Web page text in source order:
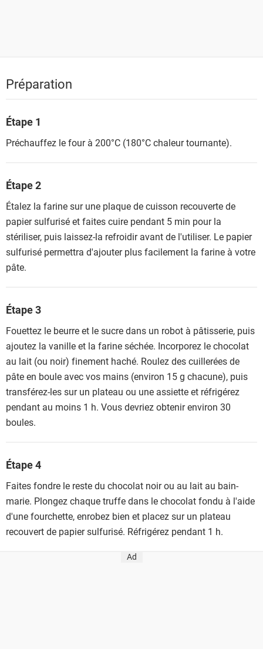
Préparation
Étape 1
Préchauffez le four à 200°C (180°C chaleur tournante).
Étape 2
Étalez la farine sur une plaque de cuisson recouverte de
papier sulfurisé et faites cuire pendant 5 min pour la
stériliser, puis laissez-la refroidir avant de l'utiliser. Le papier
sulfurisé permettra d'ajouter plus facilement la farine à votre
pâte.
Étape 3
Fouettez le beurre et le sucre dans un robot à pâtisserie, puis
ajoutez la vanille et la farine séchée. Incorporez le chocolat
au lait (ou noir) finement haché. Roulez des cuillerées de
pâte en boule avec vos mains (environ 15 g chacune), puis
transférez-les sur un plateau ou une assiette et réfrigérez
pendant au moins 1 h. Vous devriez obtenir environ 30
boules.
Étape 4
Faites fondre le reste du chocolat noir ou au lait au bain-
marie. Plongez chaque truffe dans le chocolat fondu à l'aide
d'une fourchette, enrobez bien et placez sur un plateau
recouvert de papier sulfurisé. Réfrigérez pendant 1 h.
Ad